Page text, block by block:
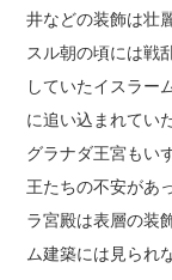
井などの装飾は壮
スル朝の頃には戦
していたイスラー
に追い込まれてい
グラナダ王宮もい
王たちの不安があ
ラ宮殿は表層の装
ム建築には見られ